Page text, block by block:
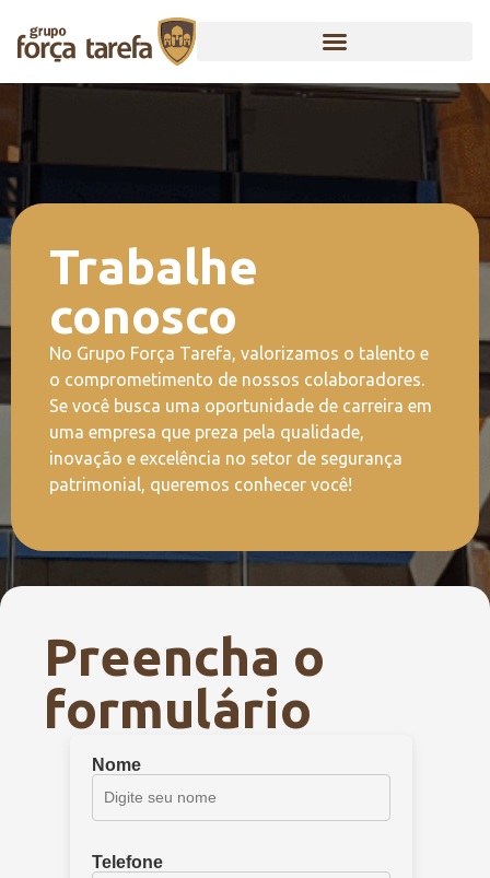
Trabalhe
conosco
No Grupo Força Tarefa, valorizamos o talento e
o comprometimento de nossos colaboradores.
Se você busca uma oportunidade de carreira em
uma empresa que preza pela qualidade,
inovação e excelência no setor de segurança
patrimonial, queremos conhecer você!
Preencha o
formulário
Nome
Telefone